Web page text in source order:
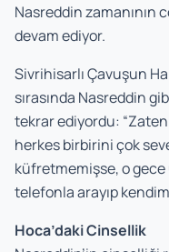
Nasreddin zamanının
devam ediyor.
Sivrihisarlı Çavuşun
sırasında Nasreddin
tekrar ediyordu:
herkes birbirini çok
küfretmemişse, o
telefonla arayıp
Hoca’daki Cinsellik